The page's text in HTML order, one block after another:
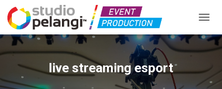
live streaming esport